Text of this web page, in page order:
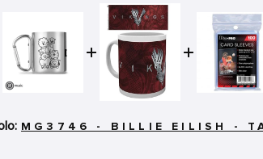
MG3746 - BILLIE EILISH -